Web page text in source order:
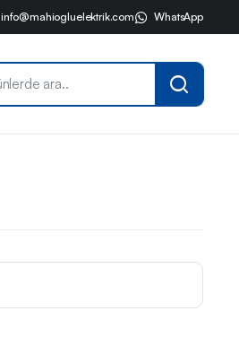
info@mahiogluelektrik.com WhatsApp